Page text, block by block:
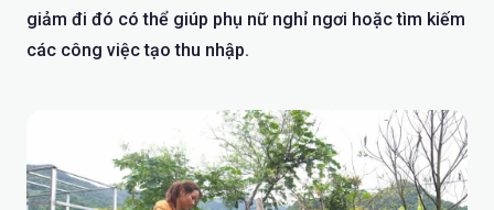
giảm đi đó có thể giúp phụ nữ nghỉ ngơi hoặc tìm kiếm
các công việc tạo thu nhập.